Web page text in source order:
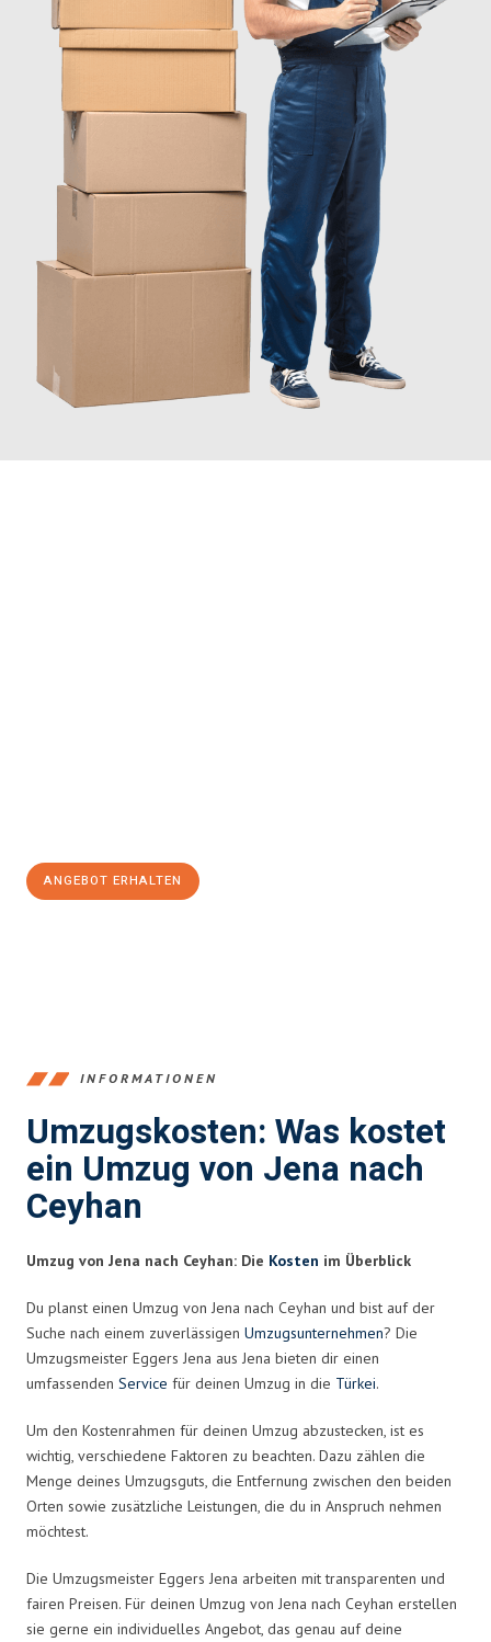
ANGEBOT ERHALTEN
INFORMATIONEN
Umzugskosten: Was kostet
ein Umzug von Jena nach
Ceyhan
Umzug von Jena nach Ceyhan: Die Kosten im Überblick
Du planst einen Umzug von Jena nach Ceyhan und bist auf der
Suche nach einem zuverlässigen Umzugsunternehmen? Die
Umzugsmeister Eggers Jena aus Jena bieten dir einen
umfassenden Service für deinen Umzug in die Türkei.
Um den Kostenrahmen für deinen Umzug abzustecken, ist es
wichtig, verschiedene Faktoren zu beachten. Dazu zählen die
Menge deines Umzugsguts, die Entfernung zwischen den beiden
Orten sowie zusätzliche Leistungen, die du in Anspruch nehmen
möchtest.
Die Umzugsmeister Eggers Jena arbeiten mit transparenten und
fairen Preisen. Für deinen Umzug von Jena nach Ceyhan erstellen
sie gerne ein individuelles Angebot, das genau auf deine